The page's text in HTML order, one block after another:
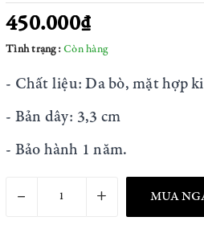
450.000₫
Tình trạng: Còn hàng
- Chất liệu: Da bò, mặt hợp
- Bản dây: 3,3 cm
- Bảo hành 1 năm.
– + MUA